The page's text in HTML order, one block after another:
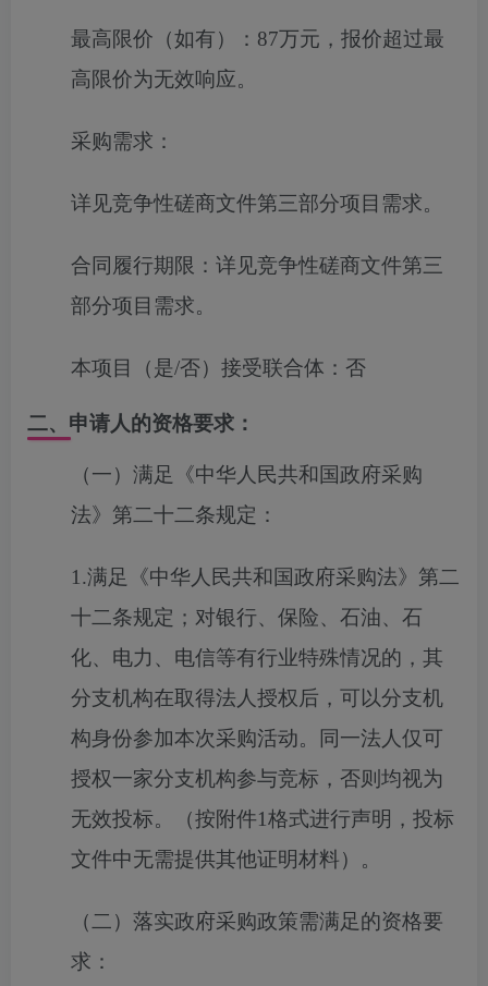
最高限价（如有）： 87万元，报价超过最
高限价为无效响应。
采购需求：
详见竞争性磋商文件第三部分项目需求。
合同履行期限： 详见竞争性磋商文件第三
部分项目需求。
本项目（是/否）接受联合体： 否
二、申请人的资格要求：
（一）满足《中华人民共和国政府采购
法》第二十二条规定：
1.满足《中华人民共和国政府采购法》第二
十二条规定；对银行、保险、石油、石
化、电力、电信等有行业特殊情况的，其
分支机构在取得法人授权后，可以分支机
构身份参加本次采购活动。同一法人仅可
授权一家分支机构参与竞标，否则均视为
无效投标。（按附件1格式进行声明，投标
文件中无需提供其他证明材料）。
（二）落实政府采购政策需满足的资格要
求：